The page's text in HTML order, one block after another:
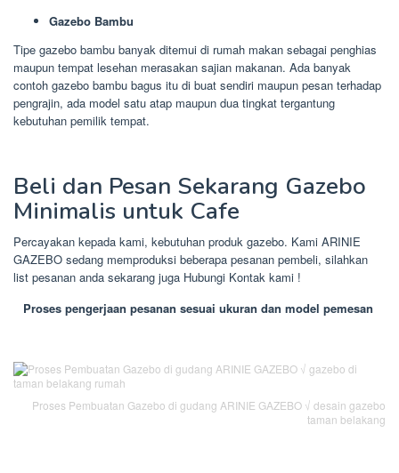
Gazebo Bambu
Tipe gazebo bambu banyak ditemui di rumah makan sebagai penghias
maupun tempat lesehan merasakan sajian makanan. Ada banyak
contoh gazebo bambu bagus itu di buat sendiri maupun pesan terhadap
pengrajin, ada model satu atap maupun dua tingkat tergantung
kebutuhan pemilik tempat.
Beli dan Pesan Sekarang Gazebo
Minimalis untuk Cafe
Percayakan kepada kami, kebutuhan produk gazebo. Kami ARINIE
GAZEBO sedang memproduksi beberapa pesanan pembeli, silahkan
list pesanan anda sekarang juga Hubungi Kontak kami !
Proses pengerjaan pesanan sesuai ukuran dan model pemesan
Proses Pembuatan Gazebo di gudang ARINIE GAZEBO √ desain gazebo
taman belakang